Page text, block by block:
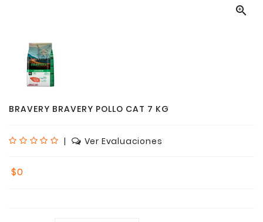

BRAVERY BRAVERY POLLO CAT 7 KG
| Ver Evaluaciones
$0